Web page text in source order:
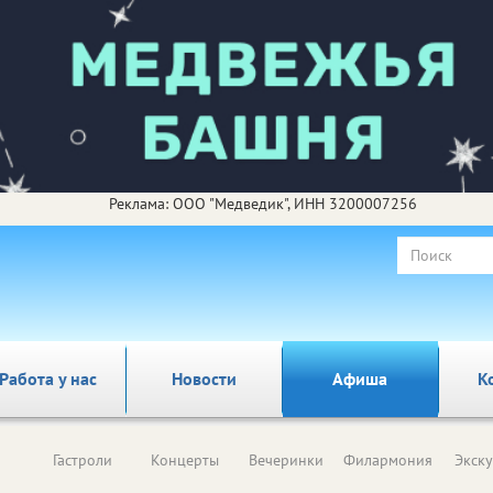
Реклама: ООО "Медведик", ИНН 3200007256
у нас Новости Афиша
Гастроли Концерты Вечеринки Филармония